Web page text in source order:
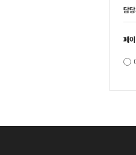
담
페